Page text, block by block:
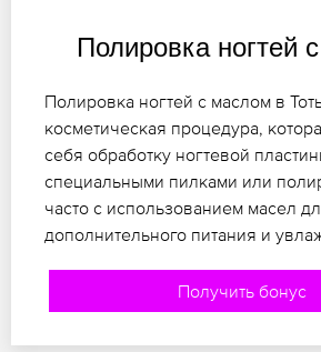
Полировка ногтей
Полировка ногтей с маслом в
косметическая процедура,
себя обработку ногтевой
специальными пилками или
часто с использованием масел
дополнительного питания и
Получить бонус